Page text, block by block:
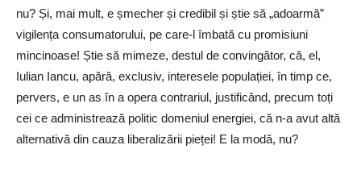
nu? Și, mai mult, e șmecher și credibil și știe să „adoarmă”
vigilența consumatorului, pe care-l îmbată cu promisiuni
mincinoase! Știe să mimeze, destul de convingător, că, el,
Iulian Iancu, apără, exclusiv, interesele populației, în timp ce,
pervers, e un as în a opera contrariul, justificând, precum toți
cei ce administrează politic domeniul energiei, că n-a avut altă
alternativă din cauza liberalizării pieței! E la modă, nu?